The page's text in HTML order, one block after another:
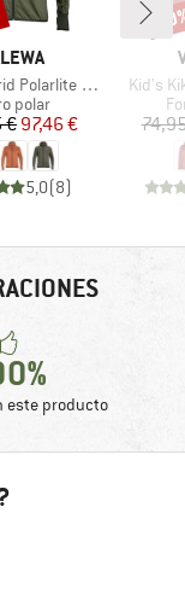
Fullzip Hoody
group
polar
Precio
€Precio reducido
97,46 €
5,0(8)
Artículo
Kid's
este producto